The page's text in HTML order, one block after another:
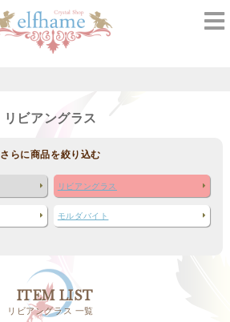
リビアングラス
さらに商品を絞り込む
リビアングラス
モルダバイト
ITEM LIST
リビアングラス 一覧